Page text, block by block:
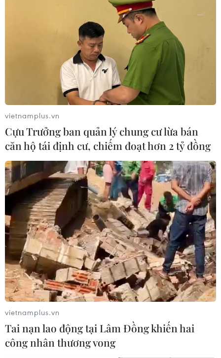
vietnamplus.vn
Cựu Trưởng ban quản lý chung cư lừa bán
căn hộ tái định cư, chiếm đoạt hơn 2 tỷ đồng
vietnamplus.vn
Tai nạn lao động tại Lâm Đồng khiến hai
công nhân thương vong